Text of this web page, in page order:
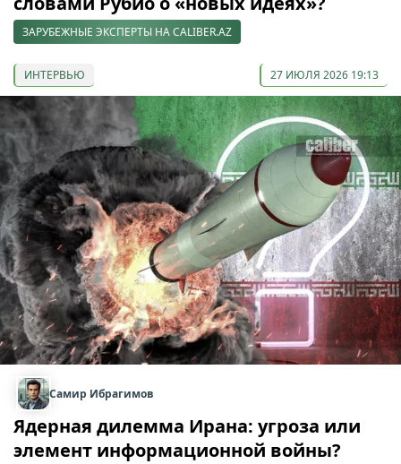
ЗАРУБЕЖНЫЕ ЭКСПЕРТЫ НА CALIBER.AZ
ИНТЕРВЬЮ 27 ИЮЛЯ 2026 19:13
Самир Ибрагимов
Ядерная дилемма Ирана: угроза или
элемент информационной войны?